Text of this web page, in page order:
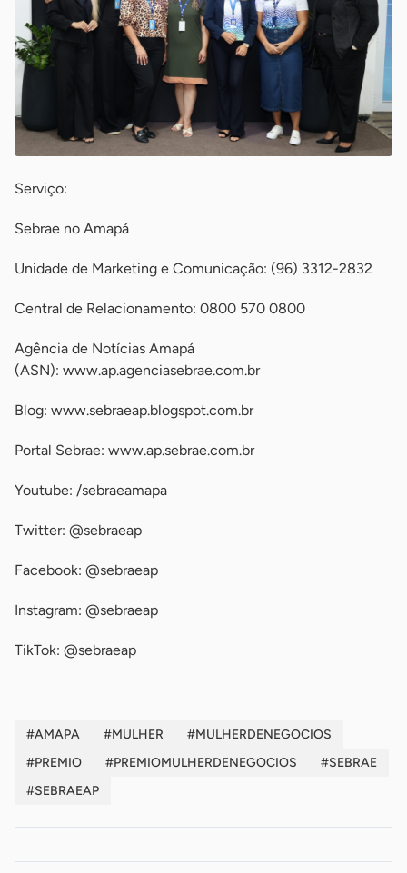
Serviço:
Sebrae no Amapá
Unidade de Marketing e Comunicação: (96) 3312-2832
Central de Relacionamento: 0800 570 0800
Agência de Notícias Amapá
(ASN): www.ap.agenciasebrae.com.br
Blog: www.sebraeap.blogspot.com.br
Portal Sebrae: www.ap.sebrae.com.br
Youtube: /sebraeamapa
Twitter: @sebraeap
Facebook: @sebraeap
Instagram: @sebraeap
TikTok: @sebraeap
#AMAPA #MULHER
#MULHERDENEGOCIOS
#PREMIO
#PREMIOMULHERDENEGOCIOS
#SEBRAE
#SEBRAEAP